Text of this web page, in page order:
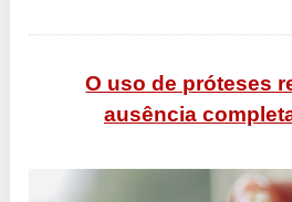
O uso de próteses
ausência